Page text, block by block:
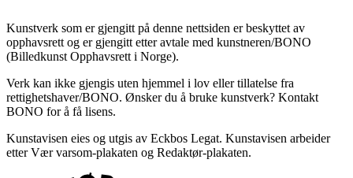
Kunstverk som er gjengitt på denne nettsiden er beskyttet av
opphavsrett og er gjengitt etter avtale med kunstneren/BONO
(Billedkunst Opphavsrett i Norge).
Verk kan ikke gjengis uten hjemmel i lov eller tillatelse fra
rettighetshaver/BONO. Ønsker du å bruke kunstverk? Kontakt
BONO for å få lisens.
Kunstavisen eies og utgis av Eckbos Legat. Kunstavisen arbeider
etter Vær varsom-plakaten og Redaktør-plakaten.